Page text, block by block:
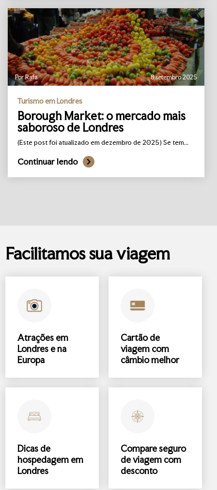
Por Rafa 8 setembro 2025
Turismo em Londres
Borough Market: o mercado mais
saboroso de Londres
(Este post foi atualizado em dezembro de 2025) Se tem...
Continuar lendo
Facilitamos sua viagem
Atrações em
Londres e na
Europa
Cartão de
viagem com
câmbio melhor
Dicas de
hospedagem em
Londres
Compareseguro
de viagem com
desconto